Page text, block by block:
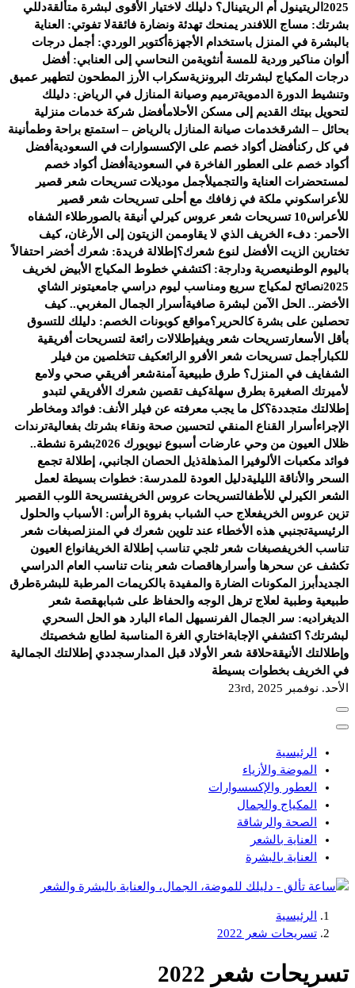
2025 الريتينول أم الريتينال؟ دليلك لاختيار الأقوى لبشرة متألقةدللي
بشرتك: مساج اللافندر يمنحك تهدئة ونضارة فائقةلا تفوتي: العناية
بالبشرة في المنزل باستخدام الأجهزة أكتوبر الوردي: أجمل درجات
ألوان مناكير وردية للمسة أنثويةمن النحاسي إلى العنابي: أفضل
درجات المكياج لبشرتك البرونزيةسكراب الأرز المطحون لتطهير عميق
وتنشيط الدورة الدمويةترميم وصيانة المنازل في الرياض: دليلك
لتحويل بيتك القديم إلى مسكن الأحلامأفضل شركة خدمات منزلية
بحائل – الشرقخدمات صيانة المنازل بالرياض – استمتع براحة وطمأنينة
في كل ركنأفضل أكواد خصم على الإكسسوارات في السعودية أفضل
أكواد خصم على العطور الفاخرة في السعودية أفضل أكواد خصم
لمستحضرات العناية والتجميلأجمل موديلات تسريحات شعر قصير
للأعراسكوني ملكة في زفافك مع أحلى تسريحات شعر قصير
للأعراس10 تسريحات شعر عروس كيرلي أنيقة بالصور
طلاء الشفاه
الأحمر: دفء الخريف الذي لا يقاوممن الزيتون إلى الأرغان، كيف
تختارين الزيت الأفضل لنوع شعرك؟ إطلالة فريدة: شعرك أخضر احتفالاً
باليوم الوطنيعصرية ودارجة: اكتشفي خطوط المكياج الأبيض لخريف
2025نصائح لمكياج سريع ومناسب ليوم دراسي جامعيتونر الشاي
الأخضر.. الحل الآمن لبشرة صافية أسرار الجمال المغربي.. كيف
تحصلين على بشرة كالحرير؟مواقع كوبونات الخصم: دليلك للتسوق
بأقل الأسعارتسريحات شعر ويفيإطلالات رائعة لتسريحات أفريقية
للكبار أجمل تسريحات شعر الأفرو الرائعكيف تتخلصين من فيلر
الشفايف في المنزل؟ طرق طبيعية آمنةشعر أفريقي صحي ولامع
لأميرتك الصغيرة بطرق سهلةكيف تقصين شعرك الأفريقي لتبدو
إطلالتك متجددة؟كل ما يجب معرفته عن فيلر الأنف: فوائد ومخاطر
الإجراء أسرار القناع المنقي لتحسين صحة ونقاء بشرتك بفعاليةترندات
ظلال العيون من وحي عارضات أسبوع نيويورك 2026
بشرة نشطة..
فوائد مكعبات الألوفيرا المذهلةذيل الحصان الجانبي، إطلالة تجمع
السحر والأناقة الليليةدليل العودة للمدرسة: خطوات بسيطة لعمل
الشعر الكيرلي للأطفالتسريحات عروس الخريفتسريحة اللوب القصير
تزين عروس الخريفعلاج حب الشباب بفروة الرأس: الأسباب والحلول
الرئيسيةتجنبي هذه الأخطاء عند تلوين شعرك في المنزلصبغات شعر
تناسب الخريفصبغات شعر ثلجي تناسب إطلالة الخريفانواع العيون
تكشف عن سحرها وأسرارهاقصات شعر بنات تناسب العام الدراسي
الجديد أبرز المكونات الضارة والمفيدة بالكريمات المرطبة للبشرةطرق
طبيعية وطبية لعلاج ترهل الوجه والحفاظ على شبابهقصة شعر
الديغراديه: سر الجمال الفرنسيهل الماء البارد هو الحل السحري
لبشرتك؟ اكتشفي الإجابة اختاري الغرة المناسبة لطابع شخصيتك
وإطلالتك الأنيقةحلاقة شعر الأولاد قبل المدارسجددي إطلالتك الجمالية
في الخريف بخطوات بسيطة
الأحد. نوفمبر 23rd, 2025
الرئيسية
الموضة والأزياء
العطور والإكسسوارات
المكياج والجمال
الصحة والرشاقة
العناية بالشعر
العناية بالبشرة
دليلك للموضة، الجمال، والعناية بالبشرة والشعر
الرئيسية
تسريحات شعر 2022
تسريحات شعر 2022